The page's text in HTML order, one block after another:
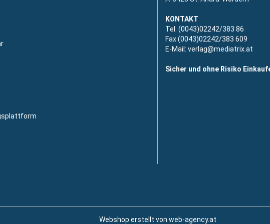
KONTAKT
Tel. (0043)02242/383 86
Fax (0043)02242/383 609
E-Mail: verlag@mediatrix.at
Sicher und ohne Risiko
Webshop erstellt von web-agency.at